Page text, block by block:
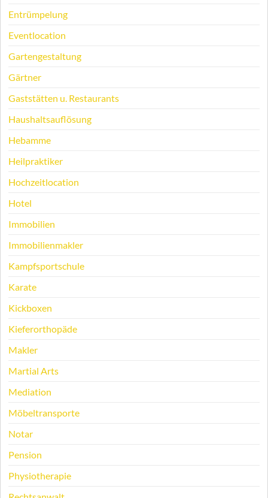
Entrümpelung
Eventlocation
Gartengestaltung
Gärtner
Gaststätten u. Restaurants
Haushaltsauflösung
Hebamme
Heilpraktiker
Hochzeitlocation
Hotel
Immobilien
Immobilienmakler
Kampfsportschule
Karate
Kickboxen
Kieferorthopäde
Makler
Martial Arts
Mediation
Möbeltransporte
Notar
Pension
Physiotherapie